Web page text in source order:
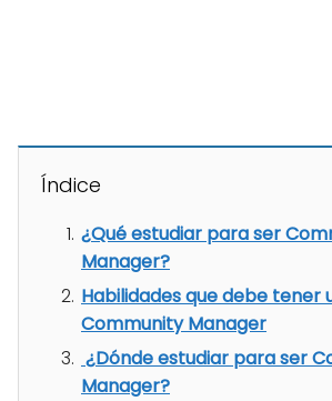
Índice
¿Qué estudiar para ser
Manager?
Habilidades que debe tener
Community Manager
¿Dónde estudiar para ser
Manager?